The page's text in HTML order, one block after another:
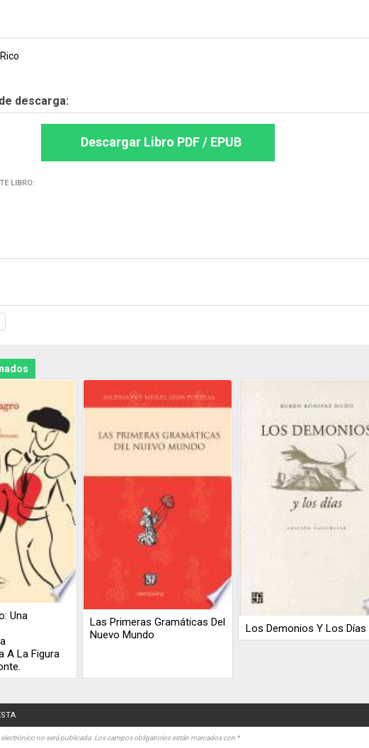
descarga:
Descargar Libro PDF / EPUB
LIBRO:
Una
A La Figura
Las Primeras Gramáticas Del
Nuevo Mundo
Los Demonios Y Los Días
no será publicada. Los campos obligatorios están marcados con *